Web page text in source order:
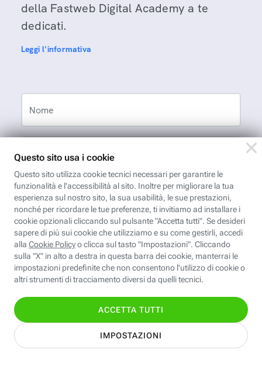
della Fastweb Digital Academy a te
dedicati.
Leggi l'informativa
Nome
Cognome
Indirizzo email